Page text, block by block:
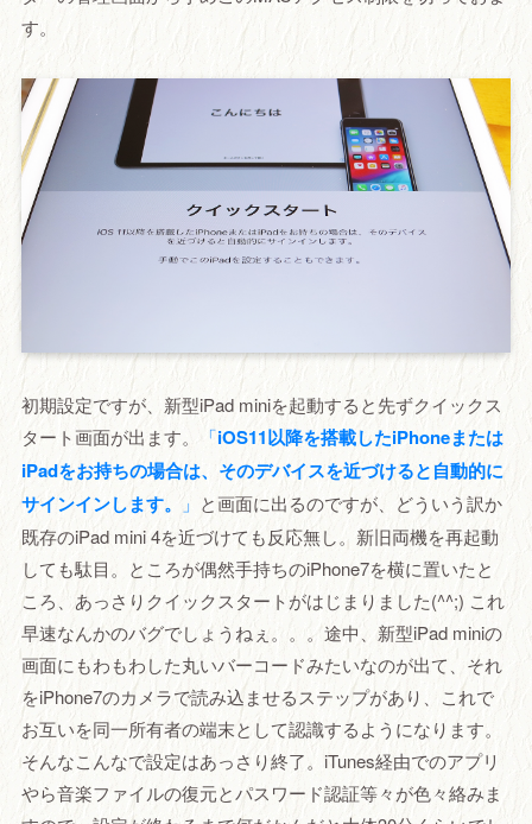
す。
初期設定ですが、新型iPad miniを起動すると先ずクイックス
タート画面が出ます。
「iOS11以降を搭載したiPhoneまたは
iPadをお持ちの場合は、そのデバイスを近づけると自動的に
サインインします。
」 と画面に出るのですが、どういう訳か
既存のiPad mini 4を近づけても反応無し。新旧両機を再起動
しても駄目。ところが偶然手持ちのiPhone7を横に置いたと
ころ、あっさりクイックスタートがはじまりました(^^;) これ
早速なんかのバグでしょうねぇ。。。途中、新型iPad miniの
画面にもわもわした丸いバーコードみたいなのが出て、それ
をiPhone7のカメラで読み込ませるステップがあり、これで
お互いを同一所有者の端末として認識するようになります。
そんなこんなで設定はあっさり終了。iTunes経由でのアプリ
やら音楽ファイルの復元とパスワード認証等々が色々絡みま